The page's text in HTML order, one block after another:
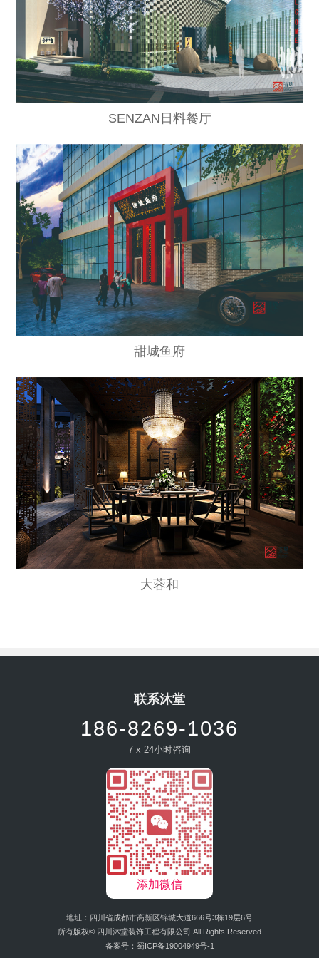
SENZAN日料餐厅
甜城鱼府
大蓉和
联系沐堂
186-8269-1036
7 x 24小时咨询
添加微信
地址：四川省成都市高新区锦城大道666号3栋19层6号
所有版权© 四川沐堂装饰工程有限公司 All Rights Reserved
备案号： 蜀ICP备19004949号-1